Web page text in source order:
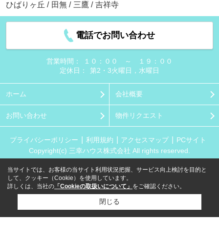
ひばりヶ丘 / 田無 / 三鷹 / 吉祥寺
電話でお問い合わせ
営業時間：
１０：００ ～ １９：００
定休日：
第2・3火曜日，水曜日
ホーム 会社概要
お問い合わせ 物件リクエスト
プライバシーポリシー 利用規約 アクセスマップ
PCサイト
Copyright(c) 三幸ハウス株式会社 All rights reserved.
当サイトでは、お客様の当サイト利用状況把握、サービス向上検討を目的と
して、クッキー（Cookie）を使用しています。
詳しくは、当社の 「Cookieの取扱いについて」 をご確認ください。
閉じる